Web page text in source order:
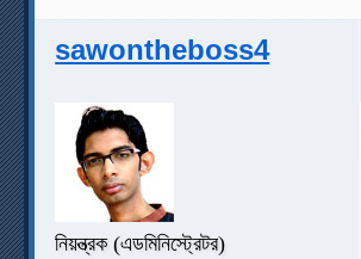
sawontheboss4
নিয়ন্ত্রক (এডমিনিস্ট্রেটর)